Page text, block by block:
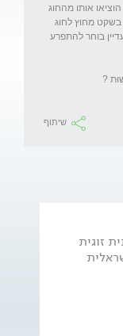
אותו מהחוג
בשקט מחוץ לחוג
בוחר להתפרע
שיתוף
זוגית